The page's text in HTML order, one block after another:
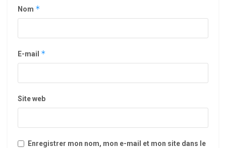
Nom *
E-mail *
Site web
Enregistrer mon nom, mon e-mail et mon site dans le